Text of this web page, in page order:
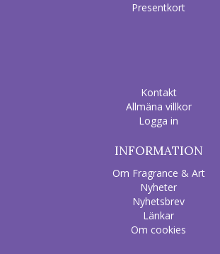
Presentkort
Kontakt
Allmäna villkor
Logga in
INFORMATION
Om Fragrance & Art
Nyheter
Nyhetsbrev
Länkar
Om cookies